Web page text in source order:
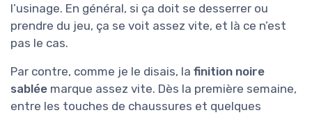
l’usinage. En général, si ça doit se desserrer ou
prendre du jeu, ça se voit assez vite, et là ce n’est
pas le cas.
Par contre, comme je le disais, la finition noire
sablée marque assez vite. Dès la première semaine,
entre les touches de chaussures et quelques